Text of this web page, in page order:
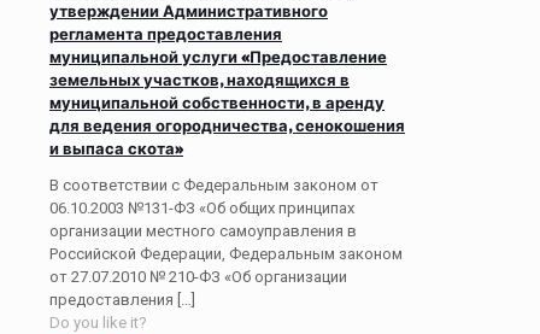
утверждении Административного
регламента предоставления
муниципальной услуги «Предоставление
земельных участков, находящихся в
муниципальной собственности, в аренду
для ведения огородничества, сенокошения
и выпаса скота»
В соответствии с Федеральным законом от
06.10.2003 №131-ФЗ «Об общих принципах
организации местного самоуправления в
Российской Федерации, Федеральным законом
от 27.07.2010 № 210-ФЗ «Об организации
предоставления
Do you like it?